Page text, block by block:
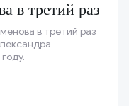
в третий раз
в третий раз